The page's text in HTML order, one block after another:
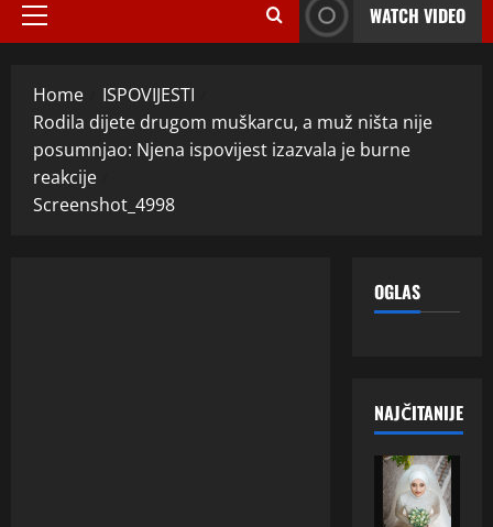
Primary
WATCH VIDEO
Home
ISPOVIJESTI
Rodila dijete drugom muškarcu, a muž ništa nije
posumnjao: Njena ispovijest izazvala je burne
reakcije
Screenshot_4998
OGLAS
NAJČITANIJE